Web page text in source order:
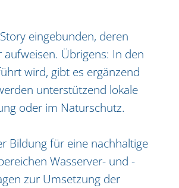
eingebunden, deren
Übrigens: In den
wird, gibt es ergänzend
unterstützend lokale
oder im Naturschutz.
Bildung für eine nachhaltige
Wasserver- und -
zur Umsetzung der